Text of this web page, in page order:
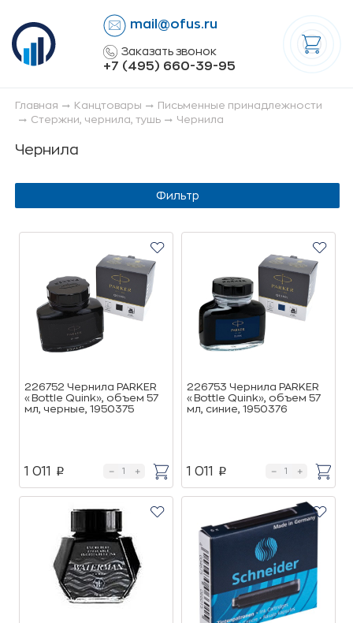
mail@ofus.ru
Заказать звонок
+7 (495) 660-39-95
Главная Канцтовары
Письменные принадлежности
Стержни, чернила, тушь
Чернила
Чернила
Фильтр
226752 Чернила PARKER
«Bottle Quink», объем 57
мл, черные, 1950375
1 011 p
226753 Чернила PARKER
«Bottle Quink», объем 57
мл, синие, 1950376
1 011 p